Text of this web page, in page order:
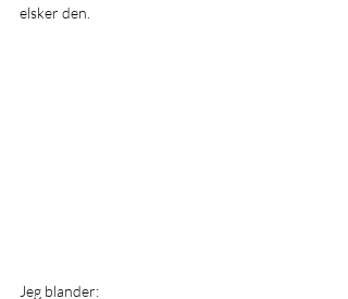
elsker den.
Jeg blander: